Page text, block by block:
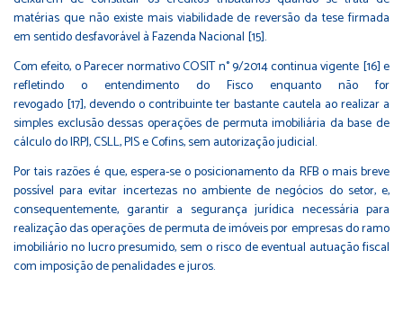
matérias que não existe mais viabilidade de reversão da tese firmada
em sentido desfavorável à Fazenda Nacional [15].
Com efeito, o Parecer normativo COSIT n° 9/2014 continua vigente [16]e
refletindo o entendimento do Fisco enquanto não for
revogado [17], devendo o contribuinte ter bastante cautela ao realizar a
simples exclusão dessas operações de permuta imobiliária da base de
cálculo do IRPJ, CSLL, PIS e Cofins, sem autorização judicial.
Por tais razões é que, espera-se o posicionamento da RFB o mais breve
possível para evitar incertezas no ambiente de negócios do setor, e,
consequentemente, garantir a segurança jurídica necessária para
realização das operações de permuta de imóveis por empresas do ramo
imobiliário no lucro presumido, sem o risco de eventual autuação fiscal
com imposição de penalidades e juros.